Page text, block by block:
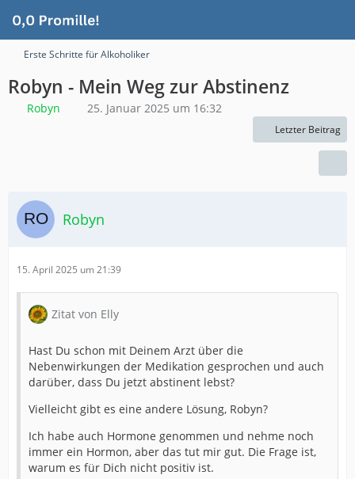
Erste Schritte für Alkoholiker
Robyn - Mein Weg zur Abstinenz
Robyn 25. Januar 2025 um 16:32
Letzter Beitrag
Robyn
15. April 2025 um 21:39
Zitat von Elly
Hast Du schon mit Deinem Arzt über die
Nebenwirkungen der Medikation gesprochen und auch
darüber, dass Du jetzt abstinent lebst?
Vielleicht gibt es eine andere Lösung, Robyn?
Ich habe auch Hormone genommen und nehme noch
immer ein Hormon, aber das tut mir gut. Die Frage ist,
warum es für Dich nicht positiv ist.